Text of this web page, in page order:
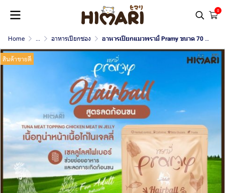
0
Home ... อาหารเปียกซอง อาหารเปียกแมวพรามี่ Pramy ขนาด 70 กรัม
สินค้าขายดี